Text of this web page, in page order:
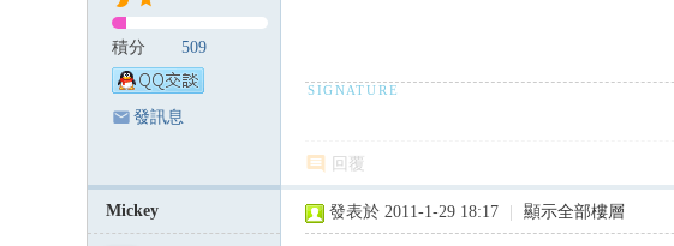
積分 509
發訊息
回覆
Mickey 發表於 2011-1-29 18:17 顯示全部樓層